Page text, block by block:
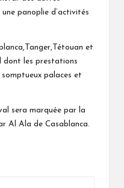
panoplie d’activités
et
dont les prestations
palaces et
sera marquée par la
Al Ala de Casablanca.